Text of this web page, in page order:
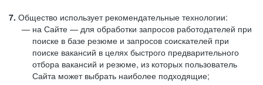
7. Общество использует рекомендательные технологии:
на Сайте — для обработки запросов работодателей при
поиске в базе резюме и запросов соискателей при
поиске вакансий в целях быстрого предварительного
отбора вакансий и резюме, из которых пользователь
Сайта может выбрать наиболее подходящие;